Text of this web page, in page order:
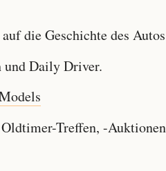
die Geschichte des
Daily Driver.
Treffen, -